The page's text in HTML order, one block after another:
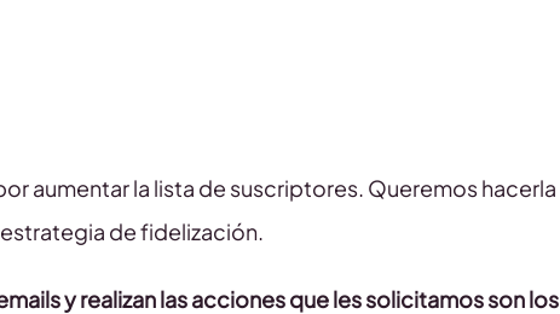
aumentar la lista de suscriptores. Queremos hacerla
de fidelización.
y realizan las acciones que les solicitamos son los